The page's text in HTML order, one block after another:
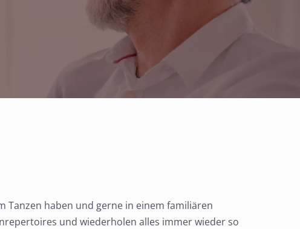
Tanzen haben und gerne in einem familiären
und wiederholen alles immer wieder so